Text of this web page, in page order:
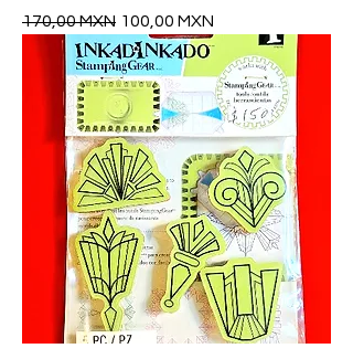
Precio
170,00 MXN Precio de oferta
100,00 MXN